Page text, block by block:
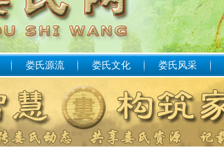
娄氏源流 娄氏文化 娄氏风采